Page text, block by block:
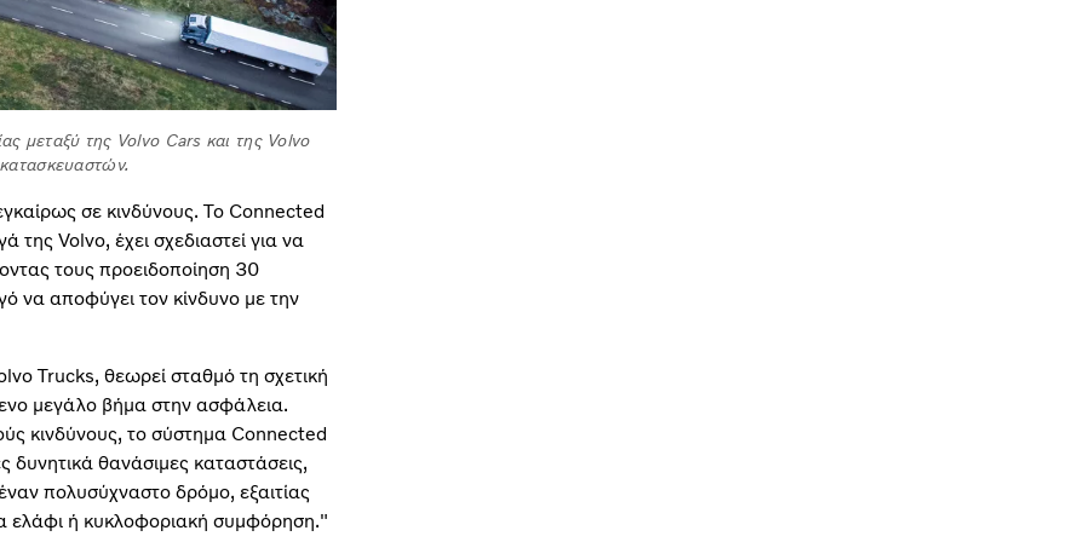
μεταξύ της Volvo Cars και της Volvo
σε κινδύνους. To Connected
της Volvo, έχει σχεδιαστεί για να
τους προειδοποίηση 30
να αποφύγει τον κίνδυνο με την
Trucks, θεωρεί σταθμό τη σχετική
μεγάλο βήμα στην ασφάλεια.
κινδύνους, το σύστημα Connected
θανάσιμες καταστάσεις,
πολυσύχναστο δρόμο, εξαιτίας
ελάφι ή κυκλοφοριακή συμφόρηση."